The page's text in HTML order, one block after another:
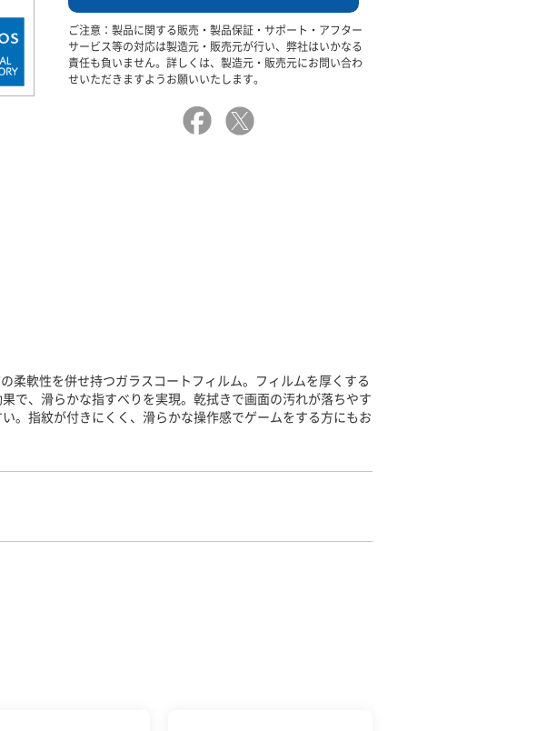
ご注意：製品に関する販売・製品保証・サポート・アフター
サービス等の対応は製造元・販売元が行い、弊社はいかなる
責任も負いません。詳しくは、製造元・販売元にお問い合わ
せいただきますようお願いいたします。
柔軟性を併せ持つガラスコートフィルム。フィルムを厚くする
で、滑らかな指すべりを実現。乾拭きで画面の汚れが落ちやす
。指紋が付きにくく、滑らかな操作感でゲームをする方にもお